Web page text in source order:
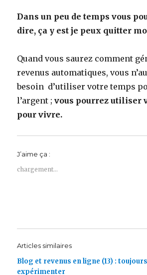
Dans un peu de temps vous
dire, ça y est je peux quitter
Quand vous saurez comment
revenus automatiques, vous
besoin d’utiliser votre temps
l’argent ;vous pourrez utiliser
pour vivre.
J’aime ça :
chargement…
Articles similaires
Blog et revenus en ligne (13) : toujours
expérimenter